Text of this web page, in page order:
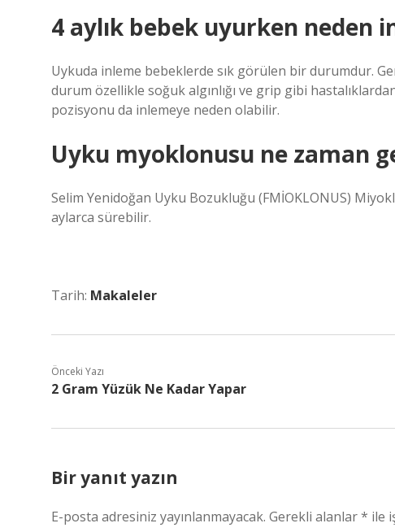
4 aylık bebek uyurken neden
Uykuda inleme bebeklerde sık görülen bir durumdur.
durum özellikle soğuk algınlığı ve grip gibi
pozisyonu da inlemeye neden olabilir.
Uyku myoklonusu ne zaman
Selim Yenidoğan Uyku Bozukluğu (FMİOKLONUS)
aylarca sürebilir.
Tarih: Makaleler
Önceki Yazı
2 Gram Yüzük Ne Kadar Yapar
Bir yanıt yazın
E-posta adresiniz yayınlanmayacak. Gerekli alanlar* ile